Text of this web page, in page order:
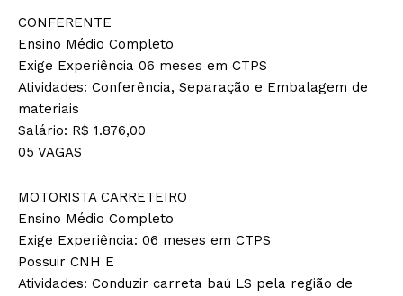
CONFERENTE
Ensino Médio Completo
Exige Experiência 06 meses em CTPS
Atividades: Conferência, Separação e Embalagem de
materiais
Salário: R$ 1.876,00
05 VAGAS
MOTORISTA CARRETEIRO
Ensino Médio Completo
Exige Experiência: 06 meses em CTPS
Possuir CNH E
Atividades: Conduzir carreta baú LS pela região de